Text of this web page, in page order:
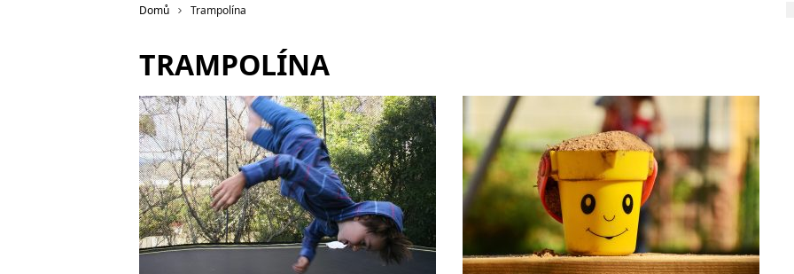
Domů Trampolína
TRAMPOLÍNA